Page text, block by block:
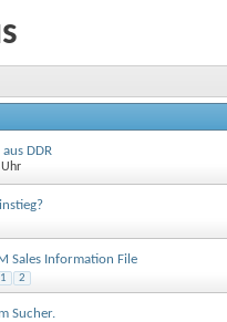
DDR
Sales Information File
1 2
Sucher.